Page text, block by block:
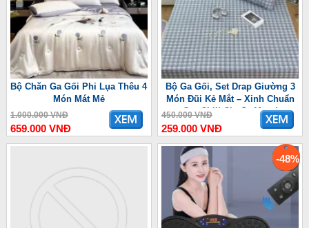
Bộ Chăn Ga Gối Phi Lụa Thêu 4
Món Mát Mẻ
1.000.000 VNĐ
659.000 VNĐ
Bộ Ga Gối, Set Drap Giường 3
Món Đũi Kẻ Mắt – Xinh Chuẩn
Gu, Chill Chuẩn Mood
450.000 VNĐ
259.000 VNĐ
-48%